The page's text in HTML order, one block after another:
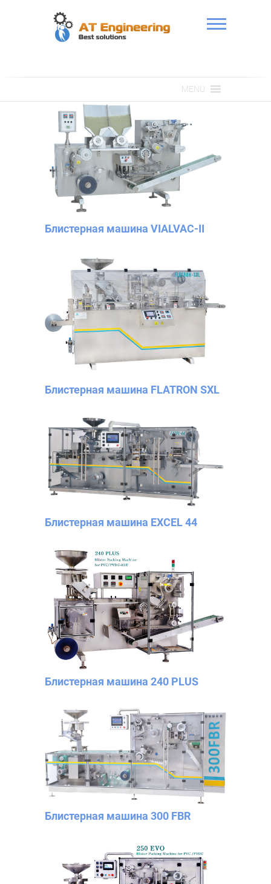
АТ Інженерія MENU
Блистерная машина VIALVAC-II
Блистерная машина FLATRON SXL
Блистерная машина EXCEL 44
Блистерная машина 240 PLUS
Блистерная машина 300 FBR